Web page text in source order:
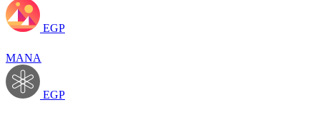
EGP
MANA
EGP